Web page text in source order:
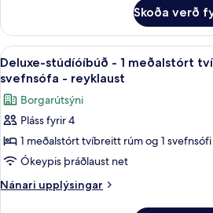
-
reyklaust
íbúð
1
svefnherbergi
reyklaust
Skoða verð
Skoða
allar
myndir
fyrir
Deluxe-
stúdíóíbúð
-
1
7
Deluxe-stúdíóíbúð - 1 meðalstórt
svefnsófa - reyklaust
Borgarútsýni
Pláss fyrir 4
1 meðalstórt tvíbreitt rúm og 1
Ókeypis þráðlaust net
Nánari upplýsingar
Nánari